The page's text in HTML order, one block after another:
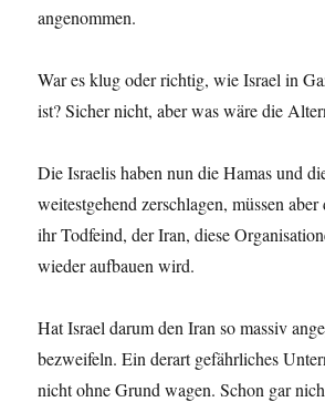
angenommen.
War es klug oder richtig, wie Israel in
ist? Sicher nicht, aber was wäre die
Die Israelis haben nun die Hamas und
weitestgehend zerschlagen, müssen
ihr Todfeind, der Iran, diese
wieder aufbauen wird.
Hat Israel darum den Iran so massiv
bezweifeln. Ein derart gefährliches
nicht ohne Grund wagen. Schon gar